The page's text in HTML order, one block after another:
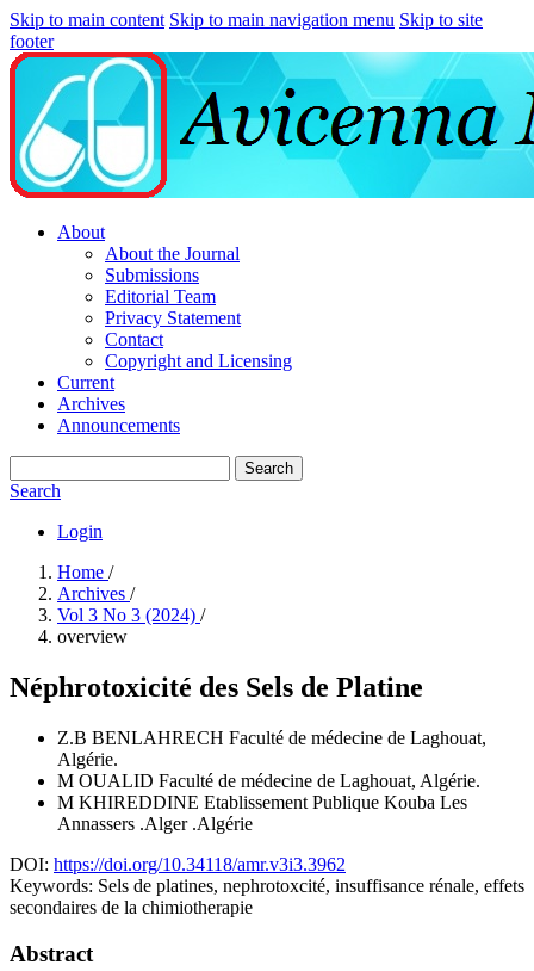
Skip to main content Skip to main navigation menu Skip to site
footer
About
About the Journal
Submissions
Editorial Team
Privacy Statement
Contact
Copyright and Licensing
Current
Archives
Announcements
Search
Search
Login
Home /
Archives /
Vol 3 No 3 (2024) /
overview
Néphrotoxicité des Sels de Platine
Z.B BENLAHRECH Faculté de médecine de Laghouat,
Algérie.
M OUALID Faculté de médecine de Laghouat, Algérie.
M KHIREDDINE Etablissement Publique Kouba Les
Annassers .Alger .Algérie
DOI: https://doi.org/10.34118/amr.v3i3.3962
Keywords: Sels de platines, nephrotoxcité, insuffisance rénale, effets
secondaires de la chimiotherapie
Abstract